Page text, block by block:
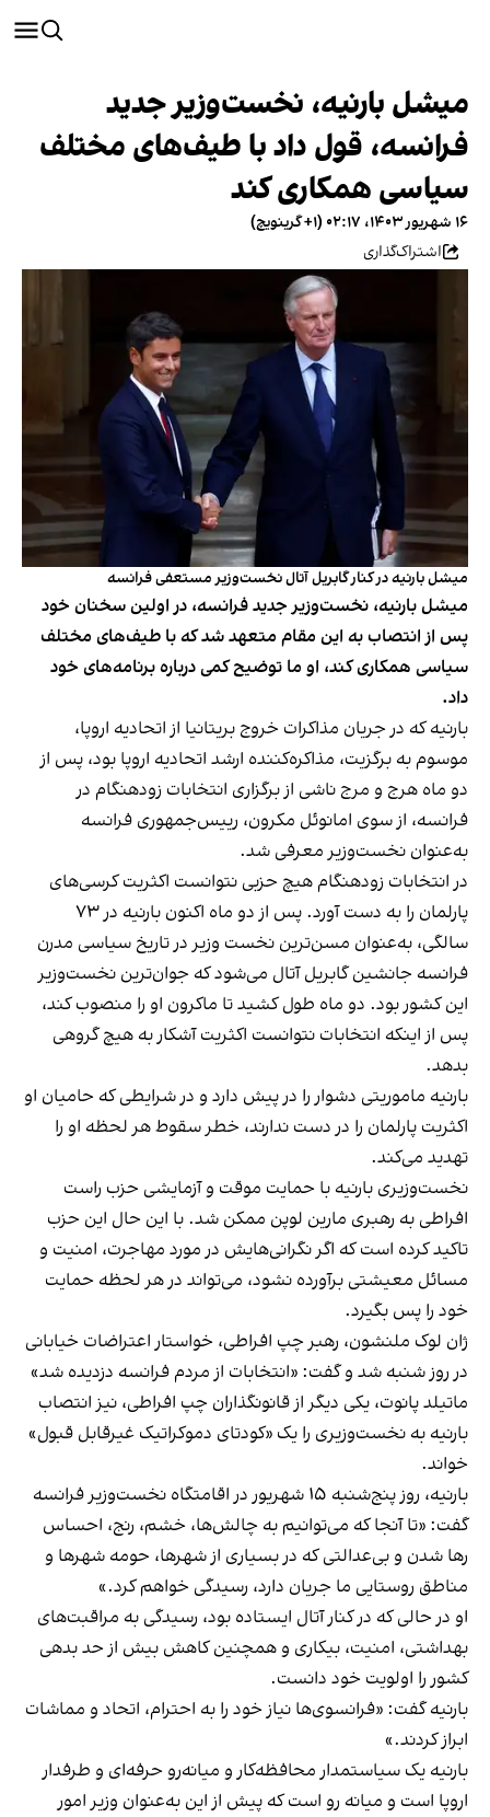
میشل بارنیه، نخست‌وزیر جدید
فرانسه، قول داد با طیف‌های مختلف
سیاسی همکاری کند
۱۶ شهریور ۱۴۰۳، ۰۲:۱۷ (‎+۱ گرینویچ)
اشتراک‌گذاری
میشل بارنیه در کنار گابریل آتال نخست‌وزیر مستعفی فرانسه
میشل بارنیه، نخست‌وزیر جدید فرانسه، در اولین سخنان خود
پس از انتصاب به این مقام متعهد شد که با طیف‌های مختلف
سیاسی همکاری کند، او ما توضیح کمی درباره برنامه‌های خود
داد.
بارنیه که در جریان مذاکرات خروج بریتانیا از اتحادیه اروپا،‌
موسوم به برگزیت، مذاکره‌کننده ارشد اتحادیه اروپا بود،‌ پس از
دو ماه هرج و مرج ناشی از برگزاری انتخابات زودهنگام در
فرانسه، از سوی امانوئل مکرون، رییس‌جمهوری فرانسه
به‌عنوان نخست‌وزیر معرفی شد.
در انتخابات زودهنگام هیچ حزبی نتوانست اکثریت کرسی‌های
پارلمان را به دست آورد. پس از دو ماه اکنون بارنیه در ۷۳
سالگی، به‌عنوان مسن‌ترین نخست وزیر در تاریخ سیاسی مدرن
فرانسه جانشین گابریل آتال می‌شود که جوان‌ترین نخست‌وزیر
این کشور بود. دو ماه طول کشید تا ماکرون او را منصوب کند،
پس از اینکه انتخابات نتوانست اکثریت آشکار به هیچ گروهی
بدهد.
بارنیه ماموریتی دشوار را در پیش دارد و در شرایطی که حامیان او
اکثریت پارلمان را در دست ندارند، خطر سقوط هر لحظه او را
تهدید می‌کند.
نخست‌وزیری بارنیه با حمایت موقت و آزمایشی حزب راست
افراطی به رهبری مارین لوپن ممکن شد. با این حال این حزب
تاکید کرده است که اگر نگرانی‌هایش در مورد مهاجرت، امنیت و
مسائل معیشتی برآورده نشود، می‌تواند در هر لحظه حمایت
خود را پس بگیرد.
ژان لوک ملنشون، رهبر چپ افراطی، خواستار اعتراضات خیابانی
در روز شنبه شد و گفت: «انتخابات از مردم فرانسه دزدیده شد»
ماتیلد پانوت، یکی دیگر از قانونگذاران چپ افراطی، نیز انتصاب
بارنیه به نخست‌وزیری را یک «کودتای دموکراتیک غیرقابل قبول»
خواند.
بارنیه، روز پنج‌شنبه ۱۵ شهریور در اقامتگاه نخست‌وزیر فرانسه
گفت: «تا آنجا که می‌توانیم به چالش‌ها، خشم، رنج، احساس
رها شدن و بی‌عدالتی که در بسیاری از شهرها، حومه شهرها و
مناطق روستایی ما جریان دارد، رسیدگی خواهم کرد.»
او در حالی که در کنار آتال ایستاده بود، رسیدگی به مراقبت‌های
بهداشتی، امنیت، بیکاری و همچنین کاهش بیش از حد بدهی
کشور را اولویت خود دانست.
بارنیه گفت: «فرانسوی‌ها نیاز خود را به احترام، اتحاد و مماشات
ابراز کردند.»
بارنیه یک سیاستمدار محافظه‌کار و میانه‌رو حرفه‌ای و طرفدار
اروپا است و میانه رو است که پیش از این به‌عنوان وزیر امور